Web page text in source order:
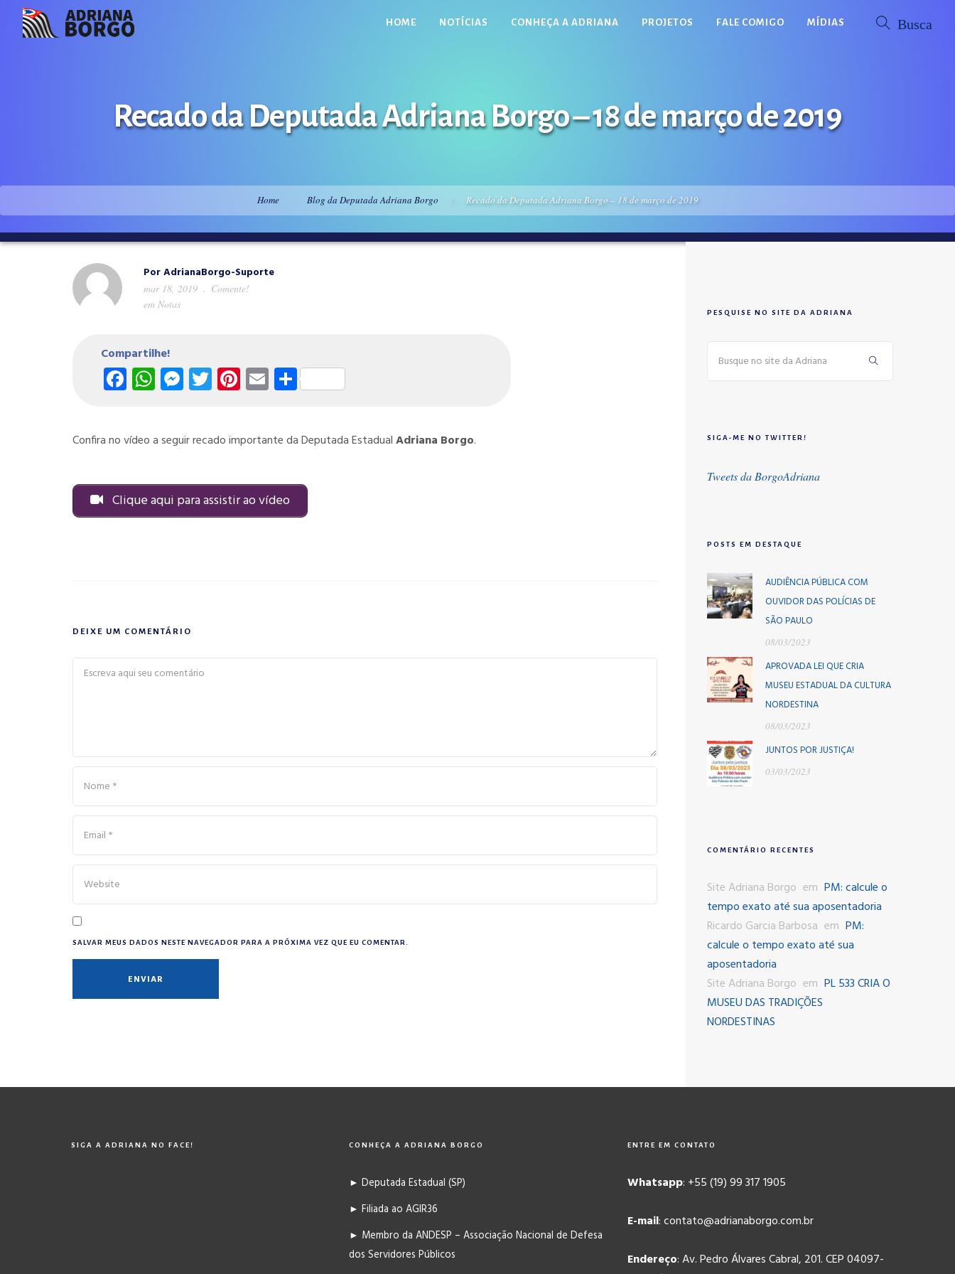
HOME NOTÍCIAS CONHEÇA A ADRIANA PROJETOS FALE COMIGO MÍDIAS
Recado da Deputada Adriana Borgo – 18 de março de 2019
Home Blog da Deputada Adriana Borgo Recado da Deputada Adriana Borgo – 18 de março de 2019
PorAdrianaBorgo-Suporte
mar 18, 2019
Comente!
em Notas
Compartilhe!
Facebook
WhatsApp
Messenger
Twitter
Pinterest
Email
Share
Confira no vídeo a seguir recado importante da Deputada EstadualAdriana Borgo.
Clique aqui para assistir ao vídeo
DEIXE UM COMENTÁRIO
SALVAR MEUS DADOS NESTE NAVEGADOR PARA A PRÓXIMA VEZ QUE EU COMENTAR.
PESQUISE NO SITE DA ADRIANA
SIGA-ME NO TWITTER!
Tweets da BorgoAdriana
POSTS EM DESTAQUE
AUDIÊNCIA PÚBLICA COM
OUVIDOR DAS POLÍCIAS DE
SÃO PAULO
08/03/2023
APROVADA LEI QUE CRIA
MUSEU ESTADUAL DA CULTURA
NORDESTINA
08/03/2023
JUNTOS POR JUSTIÇA!
03/03/2023
COMENTÁRIO RECENTES
Site Adriana Borgo em PM: calcule o
tempo exato até sua aposentadoria
Ricardo Garcia Barbosa em PM:
calcule o tempo exato até sua
aposentadoria
Site Adriana Borgo em PL 533 CRIA O
MUSEU DAS TRADIÇÕES
NORDESTINAS
SIGA A ADRIANA NO FACE! CONHEÇA A ADRIANA BORGO
► Deputada Estadual (SP)
► Filiada ao AGIR36
► Membro da ANDESP – Associação Nacional de Defesa
dos Servidores Públicos
ENTRE EM CONTATO
Whatsapp: +55 (19) 99 317 1905
E-mail: contato@adrianaborgo.com.br
Endereço: Av. Pedro Álvares Cabral, 201. CEP 04097-